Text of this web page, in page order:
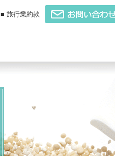
■ 旅行業約款